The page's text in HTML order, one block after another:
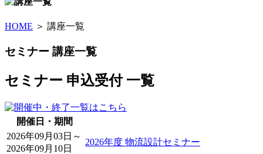
HOME ＞ 講座一覧
セミナー 講座一覧
セミナー 申込受付 一覧
開催日・期間
2026年09月03日～
2026年09月10日
2026年度 物流設計セミナー